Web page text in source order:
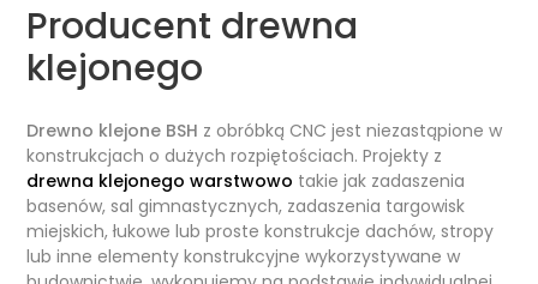
Producent drewna
klejonego
Drewno klejone BSH z obróbką CNC jest niezastąpione w
konstrukcjach o dużych rozpiętościach. Projekty z
drewna klejonego warstwowo takie jak zadaszenia
basenów, sal gimnastycznych, zadaszenia targowisk
miejskich, łukowe lub proste konstrukcje dachów, stropy
lub inne elementy konstrukcyjne wykorzystywane w